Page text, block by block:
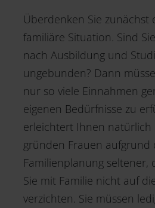
Überdenken Sie zunächst
familiäre Situation. Sind
nach Ausbildung und
ungebunden? Dann
nur so viele Einnahmen
eigenen Bedürfnisse zu
erleichtert Ihnen natürlich
gründen Frauen aufgrund
Familienplanung seltener,
Sie mit Familie nicht auf
verzichten. Sie müssen